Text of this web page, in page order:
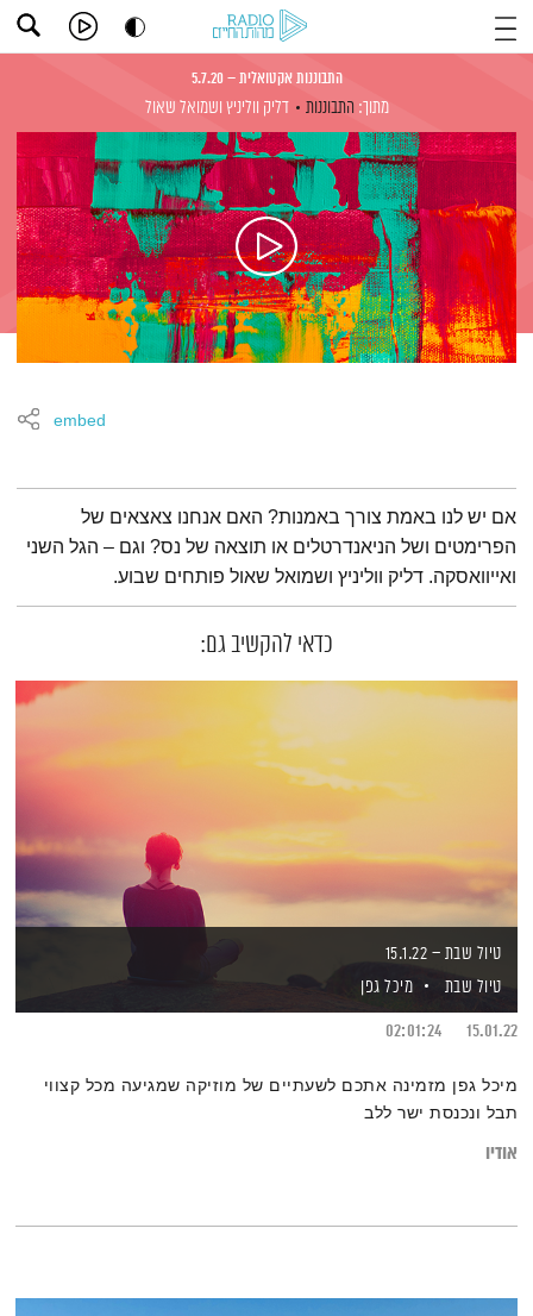
התבוננות אקטואלית – 5.7.20
מתוך: התבוננות דליק ווליניץ ושמואל שאול
embed
תמצית הפודקאסט
אם יש לנו באמת צורך באמנות? האם אנחנו צאצאים של
הפרימטים ושל הניאנדרטלים או תוצאה של נס? וגם – הגל השני
ואייוואסקה. דליק ווליניץ ושמואל שאול פותחים שבוע.
כדאי להקשיב גם:
טיול שבת – 15.1.22
טיול שבת
מיכל גפן
15.01.22
02:01:24
מיכל גפן מזמינה אתכם לשעתיים של מוזיקה שמגיעה מכל קצווי
תבל ונכנסת ישר ללב
אודיו